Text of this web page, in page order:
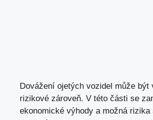
Dovážení ojetých vozidel může být
rizikové zároveň. V této části se
ekonomické výhody a možná rizika